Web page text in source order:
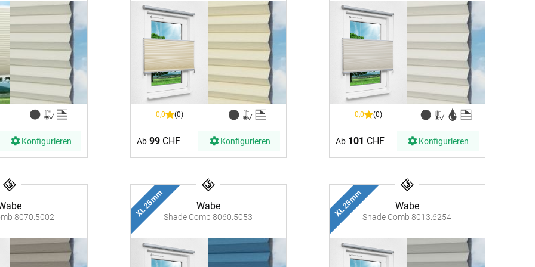
ÜBER UNS
AGB
Impressum
Datenschutz
FAQ
VERSAND
Kostenloser Musterversand
Versandinformation
Reklamation
Widerruf
BEZAHLUNG
Vorkasse
PayPal
Kreditkarte
Rechnung
Konfigurieren
0,0 (0)
Ab 99CHF Konfigurieren
0,0 (0)
Ab 101 CHF Konfigurieren
8070.5002
Wabe
Shade Comb 8060.5053
XL 25 mm Wabe
Shade Comb 8013.6254
XL 25 mm